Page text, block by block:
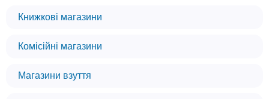
Книжкові магазини
Комісійні магазини
Магазини взуття